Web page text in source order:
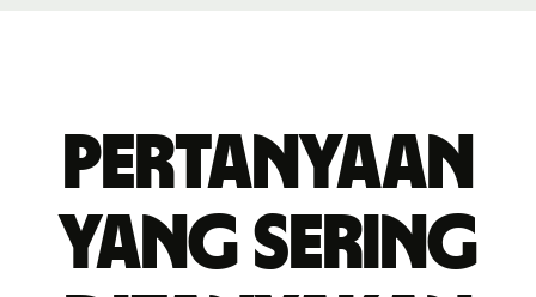
Pertanyaan
yang sering